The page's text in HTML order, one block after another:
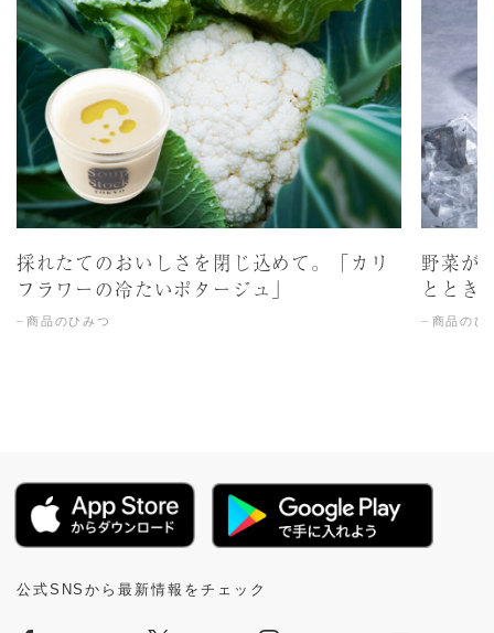
採れたてのおいしさを閉じ込めて。「カリ
フラワーの冷たいポタージュ」
商品のひみつ
野菜が
ととき
商品のひ
公式SNSから最新情報をチェック